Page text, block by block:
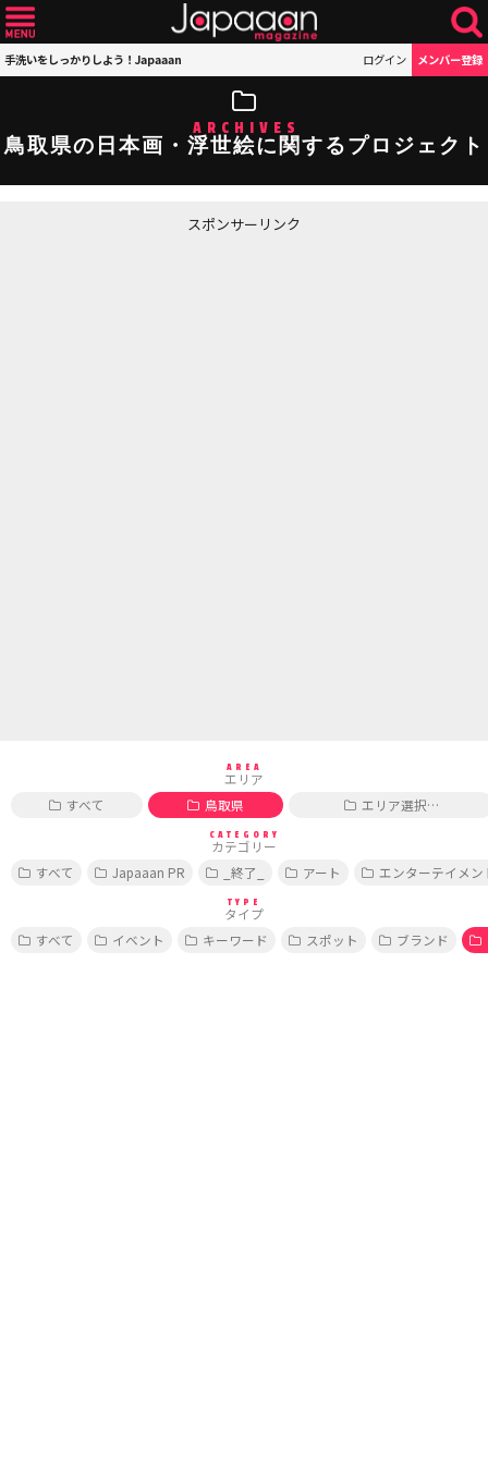
手洗いをしっかりしよう！Japaaan ログイン メンバー登録
ARCHIVES
鳥取県の日本画・浮世絵に関するプロジェクト
スポンサーリンク
AREA
エリア
すべて
鳥取県 エリア選択…
CATEGORY
カテゴリー
すべて
Japaaan PR _終了_ アート エンターテイメン
TYPE
タイプ
すべて
イベント キーワード スポット ブランド